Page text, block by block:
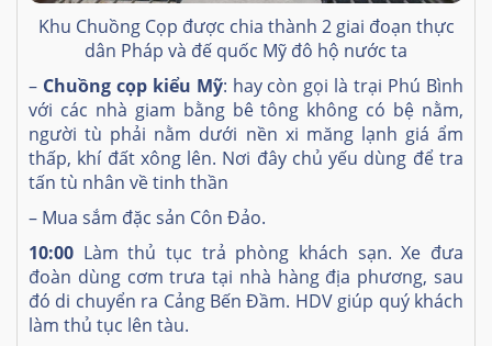
Khu Chuồng Cọp được chia thành 2 giai đoạn thực
dân Pháp và đế quốc Mỹ đô hộ nước ta
– Chuồng cọp kiểu Mỹ: hay còn gọi là trại Phú Bình
với các nhà giam bằng bê tông không có bệ nằm,
người tù phải nằm dưới nền xi măng lạnh giá ẩm
thấp, khí đất xông lên. Nơi đây chủ yếu dùng để tra
tấn tù nhân về tinh thần
– Mua sắm đặc sản Côn Đảo.
10:00 Làm thủ tục trả phòng khách sạn. Xe đưa
đoàn dùng cơm trưa tại nhà hàng địa phương, sau
đó di chuyển ra Cảng Bến Đầm. HDV giúp quý khách
làm thủ tục lên tàu.